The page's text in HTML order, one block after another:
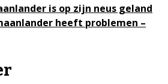
is op zijn neus geland
heeft problemen –